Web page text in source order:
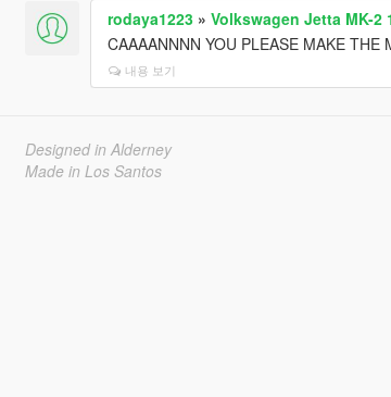
rodaya1223» Volkswagen Jetta MK-2
CAAAANNNN YOU PLEASE MAKE
내용 보기
Designed in Alderney
Made in Los Santos